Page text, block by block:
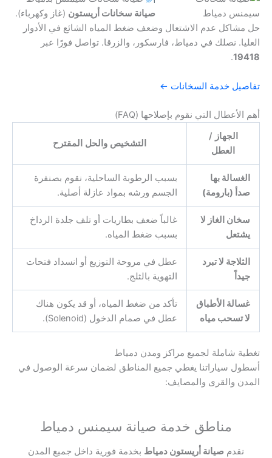
صيانة سخانات أريستون (غاز وكهرباء).
حل مشاكل عدم الاشتعال وضعف ضغط المياه الشائع في الأدوار
العليا. نصلك في دمياط، فارسكور، والزرقا. تواصل فورًا عبر
19418
.
تفاصيل خدمة السخانات ←
أهم الأعطال التي نقوم بإصلاحها (FAQ)
الجهاز /
العطل
التشخيص والحل المقترح
الغسالة بها
صدأ (بارومة)
بسبب الرطوبة الساحلية، نقوم بصنفرة
الجسم ورشه بمواد عازلة أصلية.
سخان الغاز لا
يشتعل
غالباً ضعف بطاريات أو تلف جلدة الرداخ
بسبب ضغط المياه.
الثلاجة لا تبرد
جيداً
عطل في مروحة التوزيع أو انسداد فتحات
التهوية بالثلج.
غسالة الأطباق
لا تسحب مياه
تأكد من ضغط المياه، أو قد يكون هناك
عطل في صمام الدخول (Solenoid).
تغطية شاملة لجميع مراكز ومدن دمياط
أسطول سياراتنا يغطي جميع المناطق لضمان سرعة الوصول في
المدن والقرى والمصايف:
مناطق خدمة صيانة سيمنس دمياط
نقدم صيانة أريستون دمياط بخدمة فورية داخل جميع المدن